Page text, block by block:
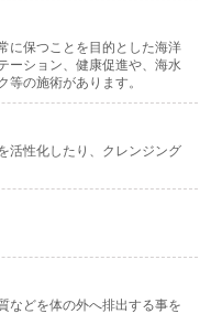
に保つことを目的とした海洋
ーション、健康促進や、海水
等の施術があります。
活性化したり、クレンジング
などを体の外へ排出する事を